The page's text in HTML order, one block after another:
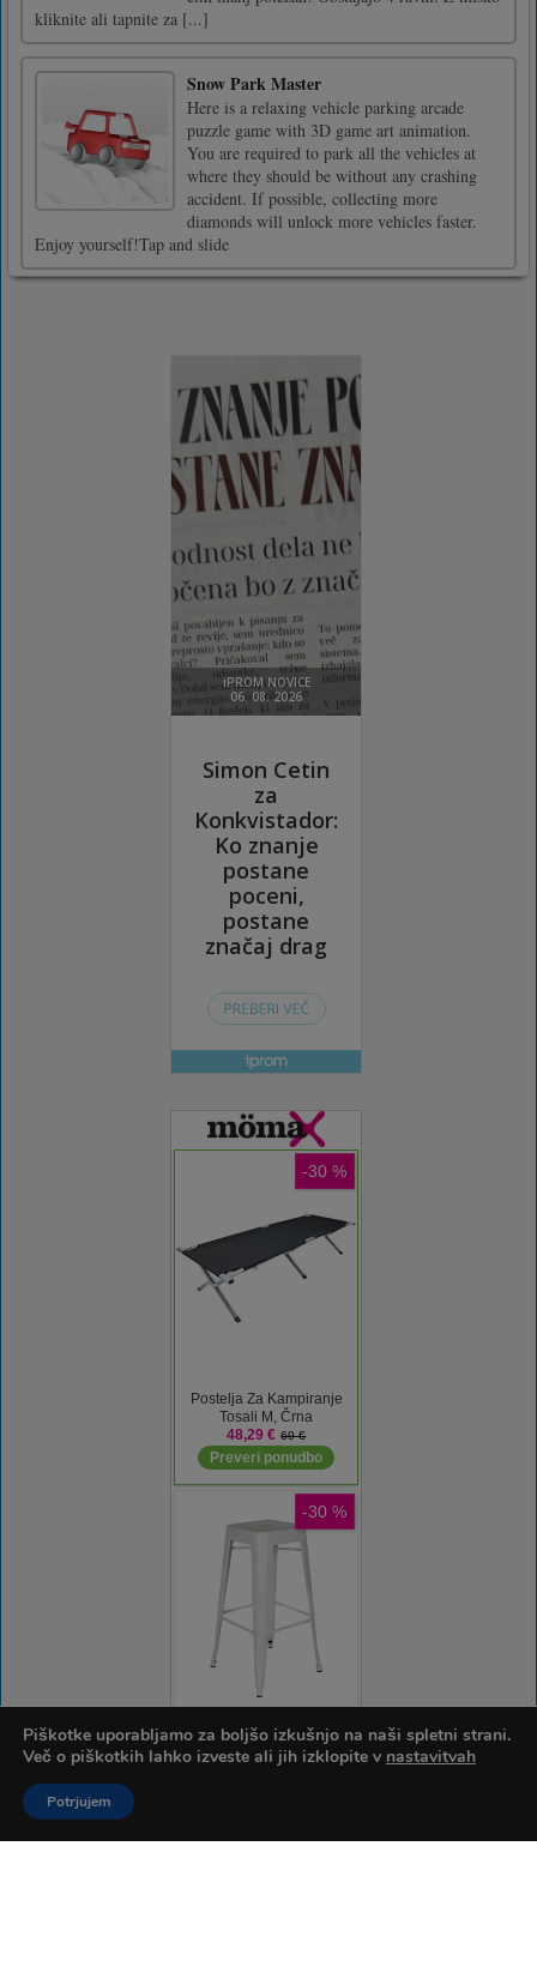
kliknite ali tapnite za [...]
Snow Park Master
Here is a relaxing vehicle parking arcade
puzzle game with 3D game art animation.
You are required to park all the vehicles at
where they should be without any crashing
accident. If possible, collecting more
diamonds will unlock more vehicles faster.
Enjoy yourself!Tap and slide
Piškotke uporabljamo za boljšo izkušnjo na naši spletni strani.
Več o piškotkih lahko izveste ali jih izklopite v nastavitvah
Potrjujem